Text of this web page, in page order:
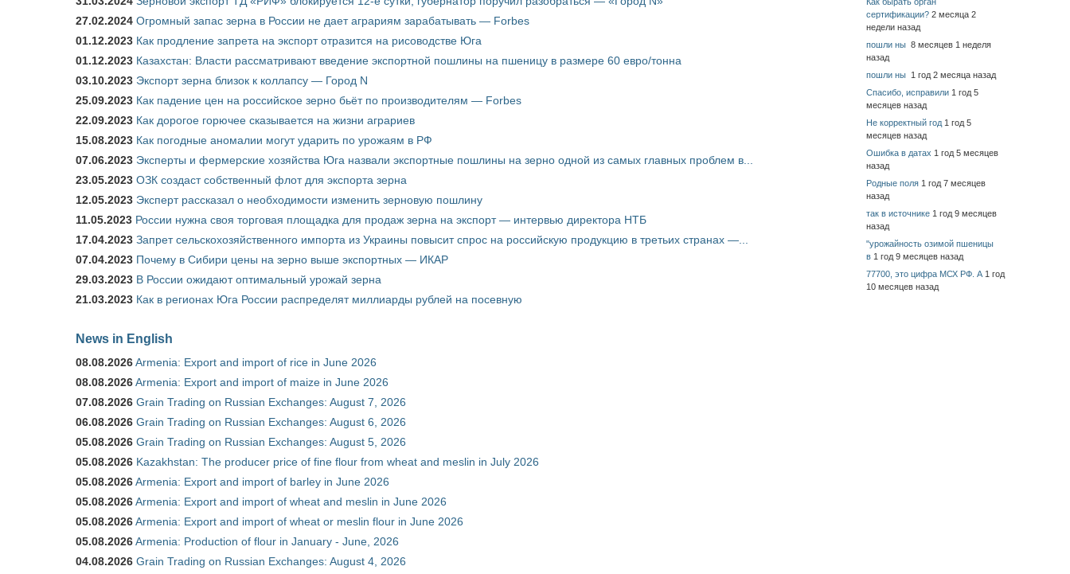
27.02.2024 Огромный запас зерна в России не дает аграриям зарабатывать — Forbes
01.12.2023 Как продление запрета на экспорт отразится на рисоводстве Юга
01.12.2023 Казахстан: Власти рассматривают введение экспортной пошлины на пшеницу в размере 60 евро/тонна
03.10.2023 Экспорт зерна близок к коллапсу — Город N
25.09.2023 Как падение цен на российское зерно бьёт по производителям — Forbes
22.09.2023 Как дорогое горючее сказывается на жизни аграриев
15.08.2023 Как погодные аномалии могут ударить по урожаям в РФ
07.06.2023 Эксперты и фермерские хозяйства Юга назвали экспортные пошлины на зерно одной из самых главных проблем в...
23.05.2023 ОЗК создаст собственный флот для экспорта зерна
12.05.2023 Эксперт рассказал о необходимости изменить зерновую пошлину
11.05.2023 России нужна своя торговая площадка для продаж зерна на экспорт — интервью директора НТБ
17.04.2023 Запрет сельскохозяйственного импорта из Украины повысит спрос на российскую продукцию в третьих странах —...
07.04.2023 Почему в Сибири цены на зерно выше экспортных — ИКАР
29.03.2023 В России ожидают оптимальный урожай зерна
21.03.2023 Как в регионах Юга России распределят миллиарды рублей на посевную
News in English
08.08.2026Armenia: Export and import of rice in June 2026
08.08.2026Armenia: Export and import of maize in June 2026
07.08.2026 Grain Trading on Russian Exchanges: August 7, 2026
06.08.2026 Grain Trading on Russian Exchanges: August 6, 2026
05.08.2026 Grain Trading on Russian Exchanges: August 5, 2026
05.08.2026 Kazakhstan: The producer price of fine flour from wheat and meslin in July 2026
05.08.2026Armenia: Export and import of barley in June 2026
05.08.2026Armenia: Export and import of wheat and meslin in June 2026
05.08.2026Armenia: Export and import of wheat or meslin flour in June 2026
05.08.2026Armenia: Production of flour in January - June, 2026
04.08.2026 Grain Trading on Russian Exchanges: August 4, 2026
сертификации? 2 месяца 2
недели назад
пошли ны 8 месяцев 1 неделя
назад
пошли ны 1 год 2 месяца назад
Спасибо, исправили 1 год 5
месяцев назад
Не корректный год 1 год 5
месяцев назад
Ошибка в датах 1 год 5 месяцев
назад
Родные поля 1 год 7 месяцев
назад
так в источнике 1 год 9 месяцев
назад
"урожайность озимой пшеницы
в 1 год 9 месяцев назад
77700, это цифра МСХ РФ. А 1 год
10 месяцев назад